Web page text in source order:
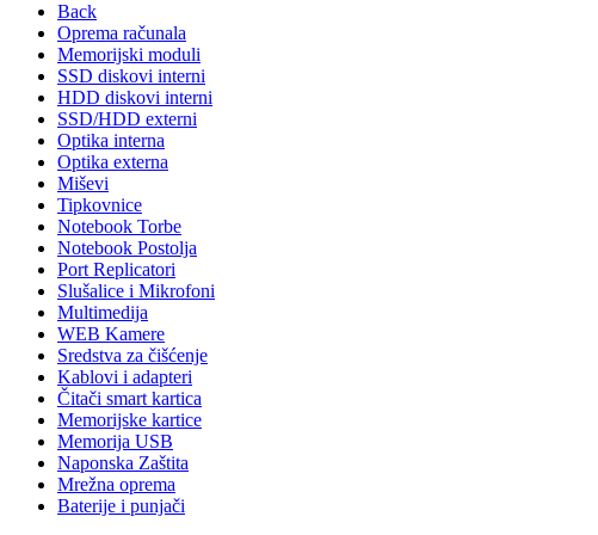
Back
Oprema računala
Memorijski moduli
SSD diskovi interni
HDD diskovi interni
SSD/HDD externi
Optika interna
Optika externa
Miševi
Tipkovnice
Notebook Torbe
Notebook Postolja
Port Replicatori
Slušalice i Mikrofoni
Multimedija
WEB Kamere
Sredstva za čišćenje
Kablovi i adapteri
Čitači smart kartica
Memorijske kartice
Memorija USB
Naponska Zaštita
Mrežna oprema
Baterije i punjači